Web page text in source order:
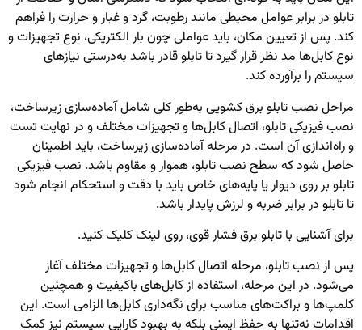
تابلو در برابر عوامل محیطی مانند رطوبت، گرد و غبار و حرارت را فراهم
کند. پس از تعیین مکان، باید عواملی چون بار الکتریکی، نوع تجهیزات و
نوع کابل‌ها مد نظر قرار گیرد تا تابلو قادر باشد به‌درستی نیازهای
سیستم را برآورده کند.
مراحل نصب تابلو برق کشویی به‌طور کلی شامل آماده‌سازی زیرساخت،
نصب فیزیکی تابلو، اتصال کابل‌ها و تجهیزات مختلف و در نهایت تست
و راه‌اندازی آن است. در مرحله آماده‌سازی زیرساخت، باید اطمینان
حاصل شود که سطح نصب تابلو، هموار و مقاوم باشد. نصب فیزیکی
تابلو بر روی دیوار یا پایه‌های خاص باید با دقت و استحکام انجام شود
تا تابلو در برابر ضربه و لرزش پایدار باشد.
برای آشنایی با تابلو برق فشار قوی، روی لینک کلیک کنید.
پس از نصب تابلو، مرحله اتصال کابل‌ها و تجهیزات مختلف آغاز
می‌شود. در این مرحله، استفاده از کابل‌های باکیفیت و همچنین
کلمپ‌ها و براکت‌های مناسب برای نگه‌داری کابل‌ها الزامی است. این
اقدامات نه‌تنها به حفظ ایمنی بلکه به بهبود کارایی سیستم نیز کمک